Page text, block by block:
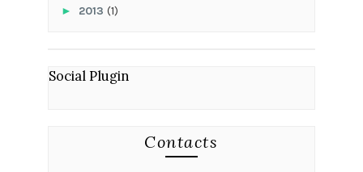
► 2013 (1)
Social Plugin
Contacts